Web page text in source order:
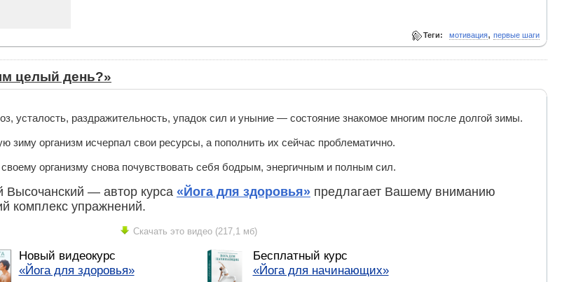
Теги: мотивация, первые шаги
целый день?»
усталость, раздражительность, упадок сил и уныние — состояние знакомое многим после долгой зимы.
зиму организм исчерпал свои ресурсы, а пополнить их сейчас проблематично.
своему организму снова почувствовать себя бодрым, энергичным и полным сил.
Высочанский — автор курса «Йога для здоровья» предлагает Вашему вниманию
комплекс упражнений.
Скачать это видео (217,1 мб)
Новый видеокурс
«Йога для здоровья»
Бесплатный курс
«Йога для начинающих»